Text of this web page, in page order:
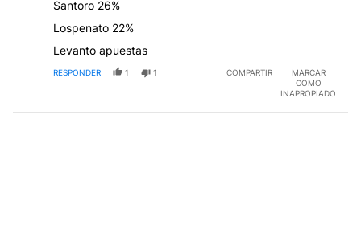
Santoro 26%
Lospenato 22%
Levanto apuestas
RESPONDER 1 1 COMPARTIR
MARCAR
COMO
INAPROPIADO